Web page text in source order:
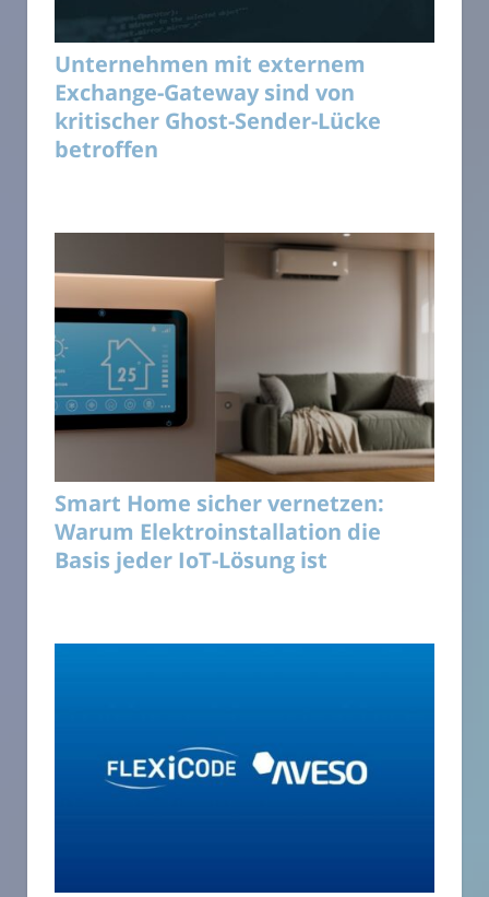
Unternehmen mit externem
Exchange-Gateway sind von
kritischer Ghost-Sender-Lücke
betroffen
Smart Home sicher vernetzen:
Warum Elektroinstallation die
Basis jeder IoT-Lösung ist